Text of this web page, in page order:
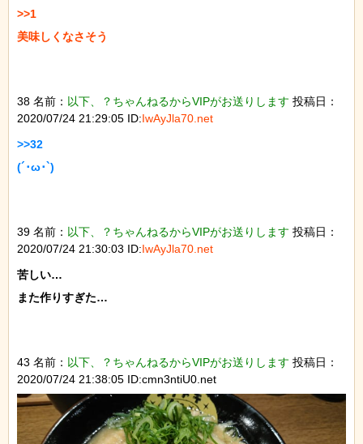
>>1
美味しくなさそう
38 名前： 以下、？ちゃんねるからVIPがお送りします 投稿日：
2020/07/24 21:29:05 ID:IwAyJla70.net
>>32
(´･ω･`)
39 名前： 以下、？ちゃんねるからVIPがお送りします 投稿日：
2020/07/24 21:30:03 ID:IwAyJla70.net
苦しい…
また作りすぎた…
43 名前： 以下、？ちゃんねるからVIPがお送りします 投稿日：
2020/07/24 21:38:05 ID:cmn3ntiU0.net